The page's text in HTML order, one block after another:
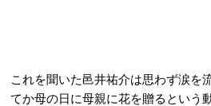
これを聞いた邑井祐介は思わず涙を
てか母の日に母親に花を贈るという